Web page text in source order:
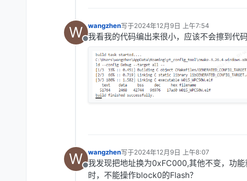
W
离线
wangzhen写于2024年12月9日 上午7:54
最后由 编辑
我看我的代码编出来很小，应该不会擦到代
W
离线
wangzhen写于2024年12月9日 上午8:07
最后由 编辑
我发现把地址换为0xFC000,其他不变，功
时，不能操作block0的Flash？